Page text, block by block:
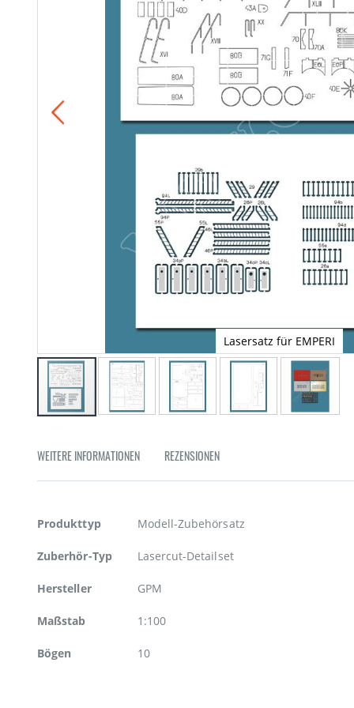
Lasersatz für EMPERI
der
springen
WEITERE INFORMATIONEN REZENSIONEN
Weitere
Produkttyp Modell-Zubehörsatz
Zuberhör-Typ Lasercut-Detailset
Hersteller GPM
Maßstab 1:100
Bögen 10